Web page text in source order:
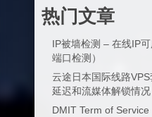
热门文章
IP被墙检测 – 在线IP
端口检测）
云途日本国际线路VPS
延迟和流媒体解锁情况
DMIT Term of